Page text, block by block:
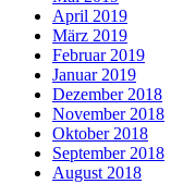
April 2019
März 2019
Februar 2019
Januar 2019
Dezember 2018
November 2018
Oktober 2018
September 2018
August 2018